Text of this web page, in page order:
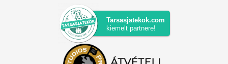
Tarsasjatekok.com
kiemelt partnere!